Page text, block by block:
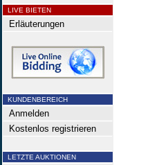
LIVE BIETEN
Erläuterungen
KUNDENBEREICH
Anmelden
Kostenlos registrieren
LETZTE AUKTIONEN